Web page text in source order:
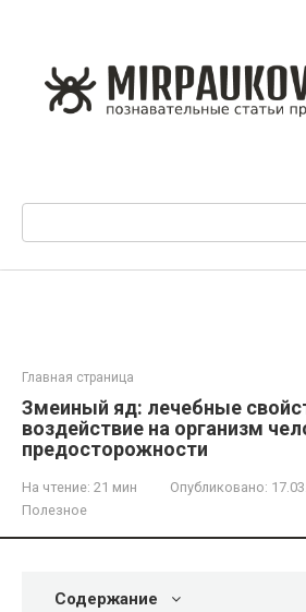
Главная страница
Змеиный яд: лечебные
воздействие на организм
предосторожности
На чтение: 21 мин Опубликовано:
Полезное
Содержание